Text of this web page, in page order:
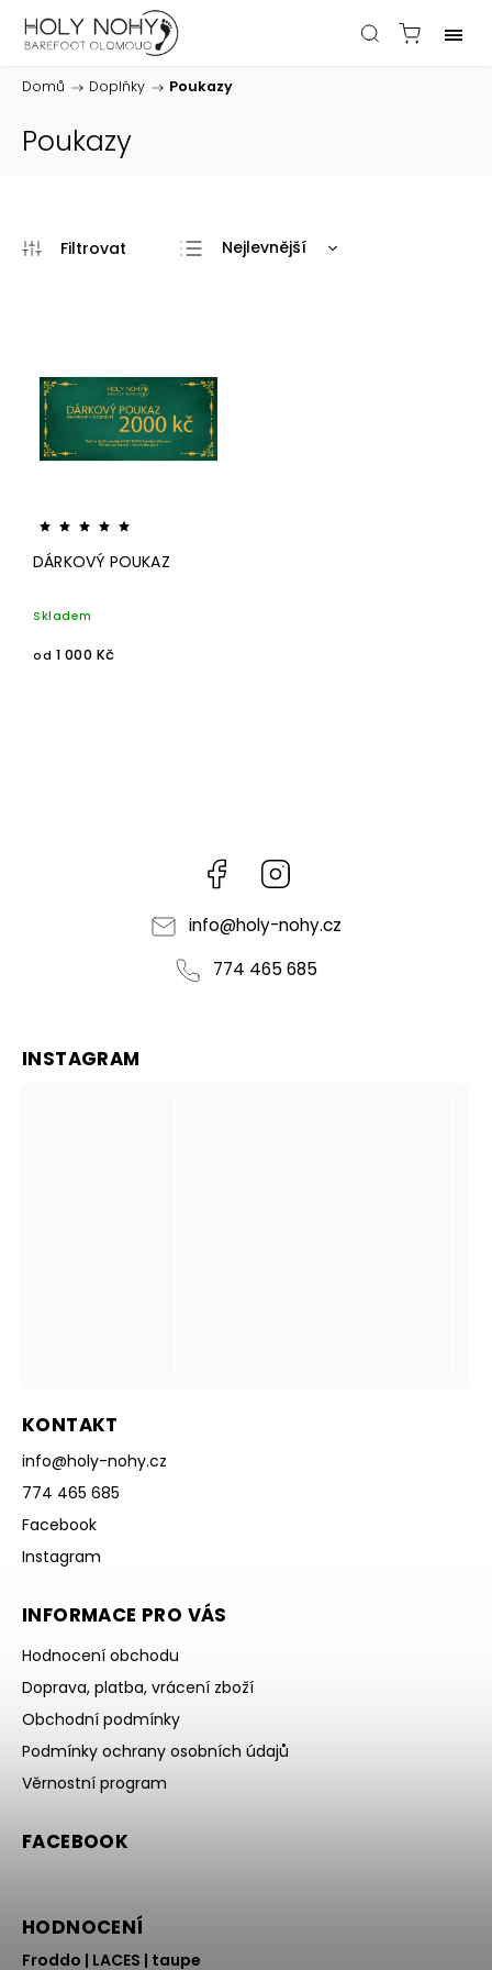
Domů / Doplňky / Poukazy
Poukazy
Nejlevnější
DÁRKOVÝ POUKAZ
Skladem
od 1 000 Kč
Facebook
info@holy-nohy.cz
774 465 685
KONTAKT
info@holy-nohy.cz
774 465 685
Facebook
Instagram
INFORMACE PRO VÁS
Hodnocení obchodu
Doprava, platba, vrácení zboží
Obchodní podmínky
Podmínky ochrany osobních údajů
Věrnostní program
FACEBOOK
INSTAGRAM
HODNOCENÍ
Froddo | LACES | taupe